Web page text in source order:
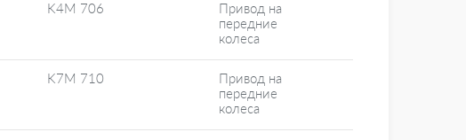
K4M 706
Привод на
передние
колеса
K7M 710
Привод на
передние
колеса